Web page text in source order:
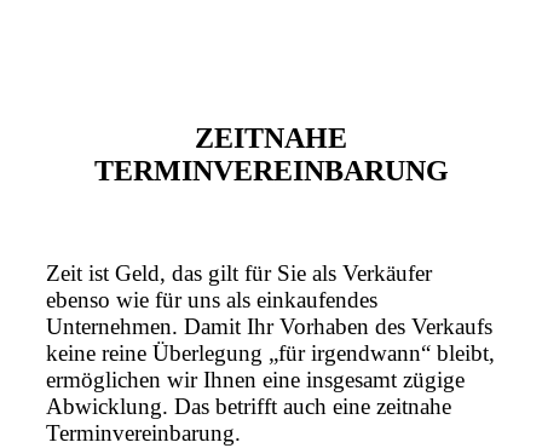
ZEITNAHE
TERMINVEREINBARUNG
Zeit ist Geld, das gilt für Sie als Verkäufer
ebenso wie für uns als einkaufendes
Unternehmen. Damit Ihr Vorhaben des Verkaufs
keine reine Überlegung „für irgendwann“ bleibt,
ermöglichen wir Ihnen eine insgesamt zügige
Abwicklung. Das betrifft auch eine zeitnahe
Terminvereinbarung.